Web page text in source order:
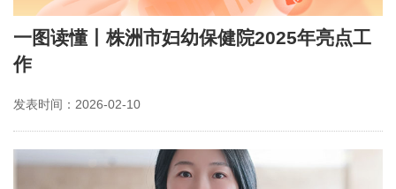
一图读懂丨株洲市妇幼保健院2025年亮点工
作
发表时间：2026-02-10